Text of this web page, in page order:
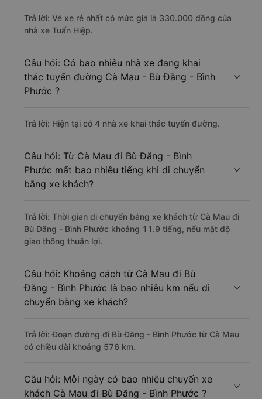
Trả lời: Vé xe rẻ nhất có mức giá là 330.000 đồng của
nhà xe Tuấn Hiệp.
Câu hỏi: Có bao nhiêu nhà xe đang khai
thác tuyến đường Cà Mau - Bù Đăng - Bình
Phước ?
Trả lời: Hiện tại có 4 nhà xe khai thác tuyến đường.
Câu hỏi: Từ Cà Mau đi Bù Đăng - Bình
Phước mất bao nhiêu tiếng khi di chuyển
bằng xe khách?
Trả lời: Thời gian di chuyển bằng xe khách từ Cà Mau đi
Bù Đăng - Bình Phước khoảng 11.9 tiếng, nếu mật độ
giao thông thuận lợi.
Câu hỏi: Khoảng cách từ Cà Mau đi Bù
Đăng - Bình Phước là bao nhiêu km nếu di
chuyển bằng xe khách?
Trả lời: Đoạn đường đi Bù Đăng - Bình Phước từ Cà Mau
có chiều dài khoảng 576 km.
Câu hỏi: Mỗi ngày có bao nhiêu chuyến xe
khách Cà Mau đi Bù Đăng - Bình Phước ?